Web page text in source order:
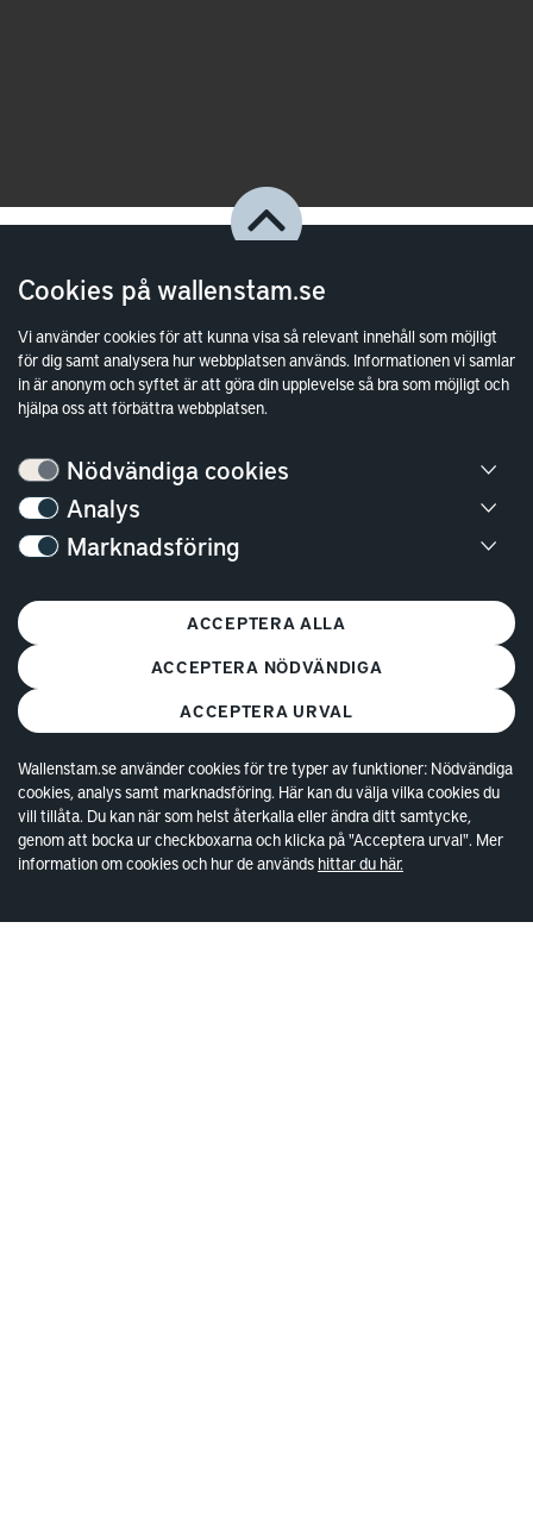
Cookies på wallenstam.se
Vi använder cookies för att kunna visa så relevant innehåll som möjligt
för dig samt analysera hur webbplatsen används. Informationen vi samlar
in är anonym och syftet är att göra din upplevelse så bra som möjligt och
hjälpa oss att förbättra webbplatsen.
Nödvändiga cookies
Analys
Marknadsföring
ACCEPTERA ALLA
ACCEPTERA NÖDVÄNDIGA
ACCEPTERA URVAL
Wallenstam.se använder cookies för tre typer av funktioner: Nödvändiga
cookies, analys samt marknadsföring. Här kan du välja vilka cookies du
vill tillåta. Du kan när som helst återkalla eller ändra ditt samtycke,
genom att bocka ur checkboxarna och klicka på "Acceptera urval". Mer
information om cookies och hur de används hittar du här.
Bostäder
Bostadskö
Vanliga frågor
Parkering och förråd
Kundservice
Lokaler
Lediga lokaler
Kund hos Wallenstam